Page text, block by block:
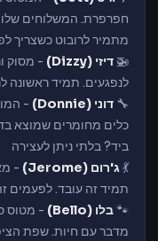
חפרפרת. המשלוחים
מתמיר לרובוט כשצריך
🚁 דיזי (Dizzy)
- מסוק
לנפגעים. תמיד ראשונה
🔧 דוני (Donnie)
-
כלים מחומרים שמוצא
ביד? בלתי ניתן לעצירה
💃ג'רום (Jerome)
-
תמיד זה עובד. לפעמים
🐾בלו (Bello)
- מטוס
מדבר עם חיות. שפת